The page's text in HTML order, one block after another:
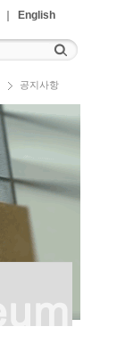
English
공지사항